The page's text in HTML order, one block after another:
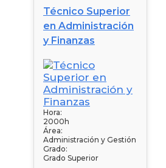
Técnico Superior
en Administración
y Finanzas
Hora:
2000h
Área:
Administración y Gestión
Grado:
Grado Superior